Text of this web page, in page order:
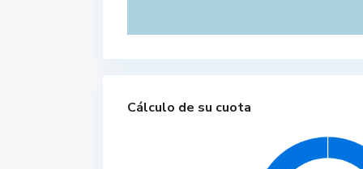
Cálculo de su cuota